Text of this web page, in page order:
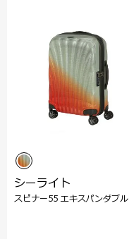
シーライト
スピナー55 エキスパンダブル